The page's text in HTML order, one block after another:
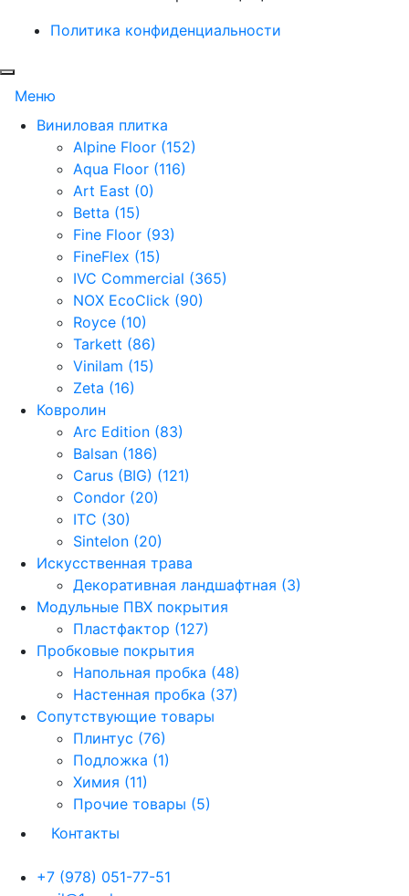
Политика конфиденциальности
Меню
Виниловая плитка
Alpine Floor (152)
Aqua Floor (116)
Art East (0)
Betta (15)
Fine Floor (93)
FineFlex (15)
IVC Commercial (365)
NOX EcoClick (90)
Royce (10)
Tarkett (86)
Vinilam (15)
Zeta (16)
Ковролин
Arc Edition (83)
Balsan (186)
Carus (BIG) (121)
Condor (20)
ITC (30)
Sintelon (20)
Искусственная трава
Декоративная ландшафтная (3)
Модульные ПВХ покрытия
Пластфактор (127)
Пробковые покрытия
Напольная пробка (48)
Настенная пробка (37)
Сопутствующие товары
Плинтус (76)
Подложка (1)
Химия (11)
Прочие товары (5)
Контакты
+7 (978) 051-77-51